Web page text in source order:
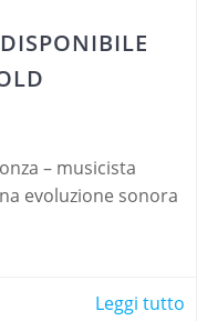
– musicista
evoluzione sonora
Leggi tutto